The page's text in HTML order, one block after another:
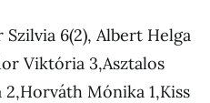
Szilvia 6(2), Albert Helga
Viktória 3,Asztalos
Mónika 1,Kiss